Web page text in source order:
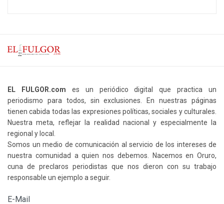
EL FULGOR.com es un periódico digital que practica un
periodismo para todos, sin exclusiones. En nuestras páginas
tienen cabida todas las expresiones políticas, sociales y culturales.
Nuestra meta, reflejar la realidad nacional y especialmente la
regional y local.
Somos un medio de comunicación al servicio de los intereses de
nuestra comunidad a quien nos debemos. Nacemos en Oruro,
cuna de preclaros periodistas que nos dieron con su trabajo
responsable un ejemplo a seguir.